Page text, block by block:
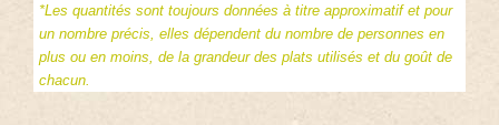
*Les quantités sont toujours données à titre approximatif et pour
un nombre précis, elles dépendent du nombre de personnes en
plus ou en moins, de la grandeur des plats utilisés et du goût de
chacun.